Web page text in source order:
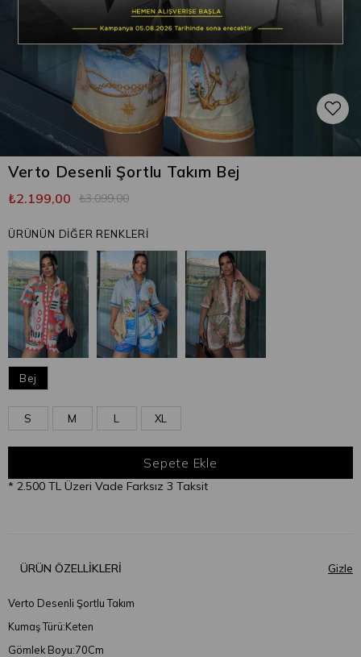
Verto Desenli Şortlu Takım Bej
₺3.099,00
₺2.199,00
ÜRÜNÜN DİĞER RENKLERİ
Bej
S M L XL
* 2.500 TL Üzeri Vade Farksız 3 Taksit
ÜRÜN ÖZELLIKLERI
Verto Desenli Şortlu Takım
Kumaş Türü:Keten
Gömlek Boyu:70Cm